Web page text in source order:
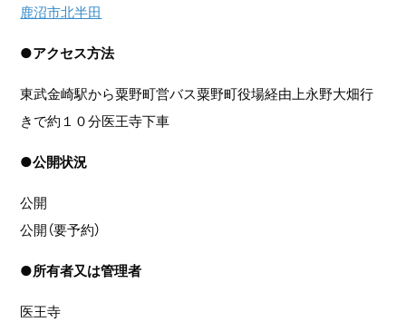
鹿沼市北半田
●アクセス方法
東武金崎駅から粟野町営バス粟野町役場経由上永野大畑行
きで約１０分医王寺下車
●公開状況
公開
公開（要予約）
●所有者又は管理者
医王寺